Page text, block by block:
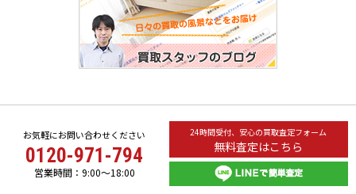
お気軽にお問い合わせください
0120-971-794
営業時間：9:00～18:00
24時間受付、安心の買取査定フォーム
無料査定はこちら